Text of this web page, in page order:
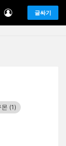
글싸기
몬 (1)